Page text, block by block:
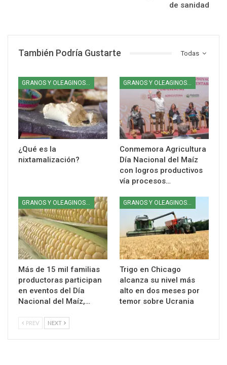
de sanidad
Todas
También Podría Gustarte
GRANOS Y OLEAGINOSAS
¿Qué es la
nixtamalización?
GRANOS Y OLEAGINOSAS
Conmemora Agricultura
Día Nacional del Maíz
con logros productivos
vía procesos…
GRANOS Y OLEAGINOSAS
Más de 15 mil familias
productoras participan
en eventos del Día
Nacional del Maíz,…
GRANOS Y OLEAGINOSAS
Trigo en Chicago
alcanza su nivel más
alto en dos meses por
temor sobre Ucrania
PREV NEXT